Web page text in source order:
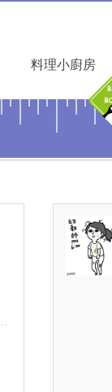
料理小廚房